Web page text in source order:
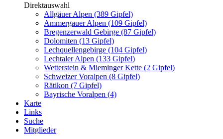
Direktauswahl
Allgäuer Alpen (389 Gipfel)
Ammergauer Alpen (109 Gipfel)
Bregenzerwald Gebirge (87 Gipfel)
Dolomiten (13 Gipfel)
Lechquellengebirge (104 Gipfel)
Lechtaler Alpen (133 Gipfel)
Wetterstein & Mieminger Kette (2 Gipfel)
Schweizer Voralpen (8 Gipfel)
Rätikon (7 Gipfel)
Bayrische Voralpen (4)
Karte
Links
Suche
Mitglieder